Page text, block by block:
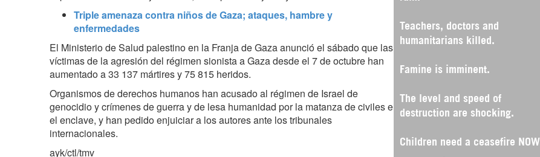
Teachers, doctors and
humanitarians killed.
Famine is imminent.
The level and speed of
destruction are shocking.
Children need a ceasefire NOW.
Triple amenaza contra niños de Gaza; ataques, hambre y
enfermedades
El Ministerio de Salud palestino en la Franja de Gaza anunció el sábado que las
víctimas de la agresión del régimen sionista a Gaza desde el 7 de octubre han
aumentado a 33 137 mártires y 75 815 heridos.
Organismos de derechos humanos han acusado al régimen de Israel de
genocidio y crímenes de guerra y de lesa humanidad por la matanza de civiles en
el enclave, y han pedido enjuiciar a los autores ante los tribunales
internacionales.
ayk/ctl/tmv